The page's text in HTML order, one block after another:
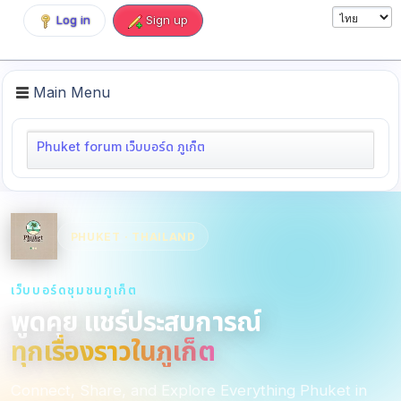
Log in Sign up
Main Menu
Phuket forum เว็บบอร์ด ภูเก็ต
PHUKET · THAILAND
เว็บบอร์ดชุมชนภูเก็ต
พูดคุย แชร์ประสบการณ์
ทุกเรื่องราวในภูเก็ต
Connect, Share, and Explore Everything Phuket in